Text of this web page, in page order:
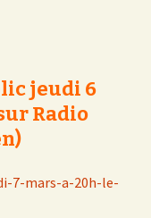
jeudi 6
Radio
7-mars-a-20h-le-